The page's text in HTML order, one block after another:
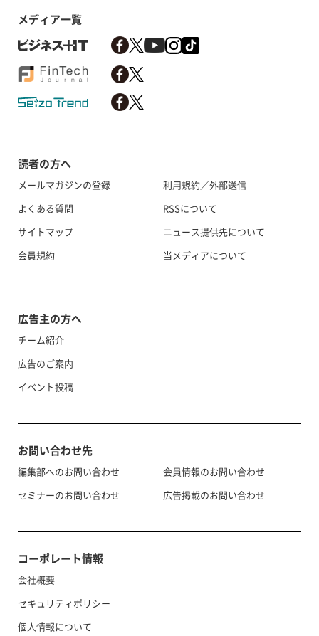
メディア一覧
読者の方へ
メールマガジンの登録
よくある質問
サイトマップ
会員規約
利用規約／外部送信
RSSについて
ニュース提供先について
当メディアについて
広告主の方へ
チーム紹介
広告のご案内
イベント投稿
お問い合わせ先
編集部へのお問い合わせ
セミナーのお問い合わせ
会員情報のお問い合わせ
広告掲載のお問い合わせ
コーポレート情報
会社概要
セキュリティポリシー
個人情報について